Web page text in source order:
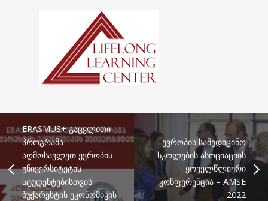
ERASMUS+ გაცვლითი
პროგრამა
აღმოსავლეთ ევროპის
უნივერსიტეტის
სტუდენტებისთვის
ბუქარესტის ეკონომიკის
ევროპის სამედიცინო
სკოლების ასოციაციის
ყოველწლიური
კონფერენცია – AMSE
2022